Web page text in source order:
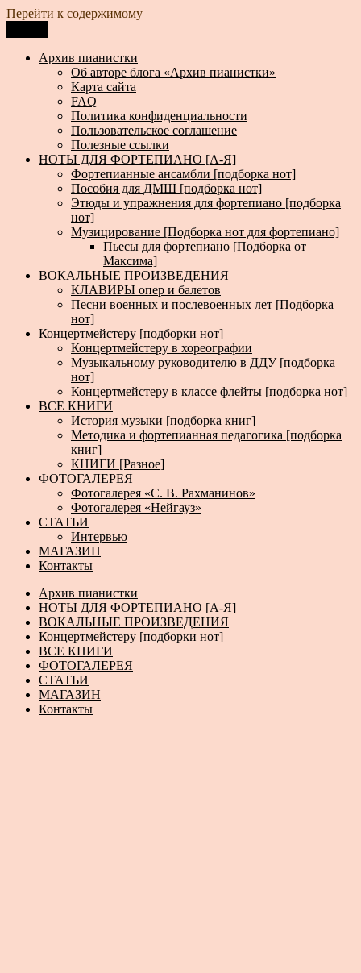
Перейти к содержимому
Архив пианистки
Всё для пианистов: ноты, книги, музыка, статьи…
Архив пианистки
Об авторе блога «Архив пианистки»
Карта сайта
FAQ
Политика конфиденциальности
Пользовательское соглашение
Полезные ссылки
НОТЫ ДЛЯ ФОРТЕПИАНО [А-Я]
Фортепианные ансамбли [подборка нот]
Пособия для ДМШ [подборка нот]
Этюды и упражнения для фортепиано [подборка
нот]
Музицирование [Подборка нот для фортепиано]
Пьесы для фортепиано [Подборка от
Максима]
ВОКАЛЬНЫЕ ПРОИЗВЕДЕНИЯ
КЛАВИРЫ опер и балетов
Песни военных и послевоенных лет [Подборка
нот]
Концертмейстеру [подборки нот]
Концертмейстеру в хореографии
Музыкальному руководителю в ДДУ [подборка
нот]
Концертмейстеру в классе флейты [подборка нот]
ВСЕ КНИГИ
История музыки [подборка книг]
Методика и фортепианная педагогика [подборка
книг]
КНИГИ [Разное]
ФОТОГАЛЕРЕЯ
Фотогалерея «С. В. Рахманинов»
Фотогалерея «Нейгауз»
СТАТЬИ
Интервью
МАГАЗИН
Контакты
Архив пианистки
НОТЫ ДЛЯ ФОРТЕПИАНО [А-Я]
ВОКАЛЬНЫЕ ПРОИЗВЕДЕНИЯ
Концертмейстеру [подборки нот]
ВСЕ КНИГИ
ФОТОГАЛЕРЕЯ
СТАТЬИ
МАГАЗИН
Контакты